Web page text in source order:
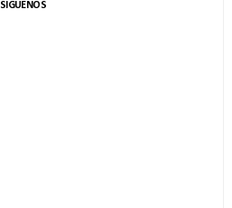
SIGUENOS